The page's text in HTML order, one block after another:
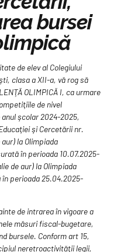
bursei
de elev al Colegiului
clasa a XII-a, vă rog să
OLIMPICĂ I, ca urmare
de nivel
şcolar 2024-2025,
şi Cercetării nr.
la Olimpiada
în perioada 10.07.2025-
de aur) la Olimpiada
perioada 25.04.2025-
de intrarea în vigoare a
măsuri fiscal-bugetare,
bursele. Conform art 15,
neretroactivităţii legii,